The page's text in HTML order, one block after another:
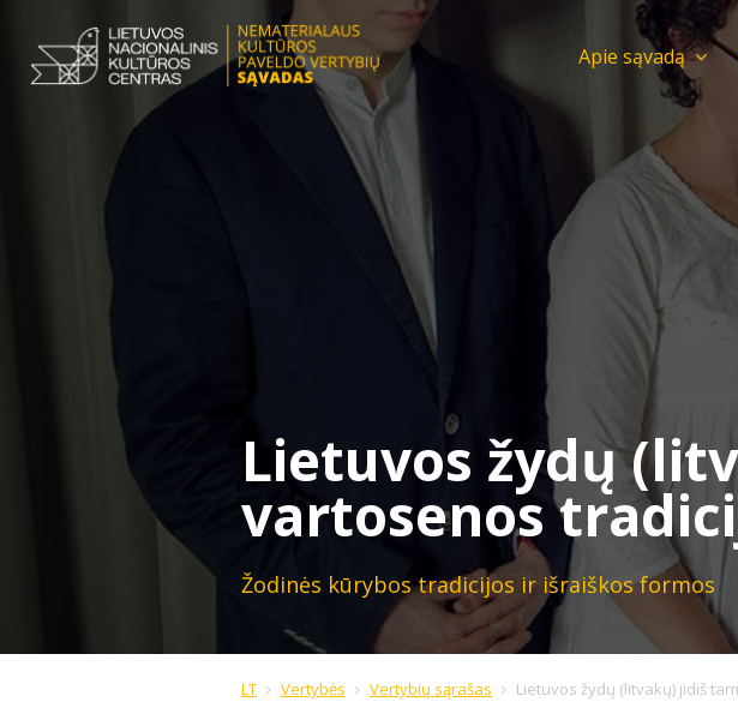
Apie sąvadą
Lietuvos žydų
vartosenos
Žodinės kūrybos tradicijos ir išraiškos formos
LT Vertybės Vertybių sąrašas Lietuvos žydų (litvakų) jidiš